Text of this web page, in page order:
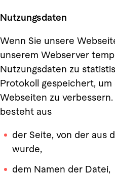
Nutzungsdaten
Wenn Sie unsere
unserem Webserver
Nutzungsdaten zu
Protokoll gespeichert,
Webseiten zu
besteht aus
der Seite, von der aus
wurde,
dem Namen der Datei,